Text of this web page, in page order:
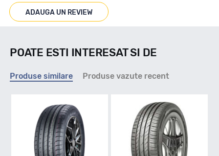
Marcaje
Indice greutate
ADAUGA UN REVIEW
POATE ESTI INTERESAT SI DE
Produse similare Produse vazute recent